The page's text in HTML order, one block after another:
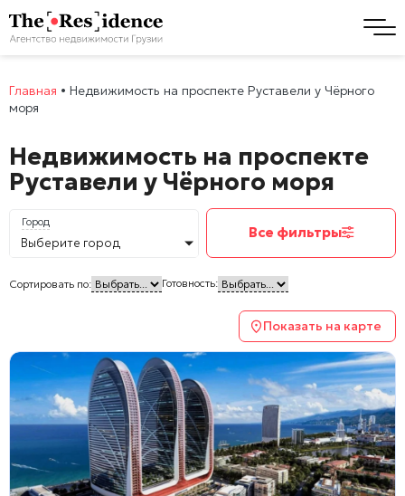
Главная • Недвижимость на проспекте Руставели у Чёрного
моря
Недвижимость на проспекте
Руставели у Чёрного моря
Город
Выберите город
Все фильтры
Сортировать по: Готовность:
Показать на карте